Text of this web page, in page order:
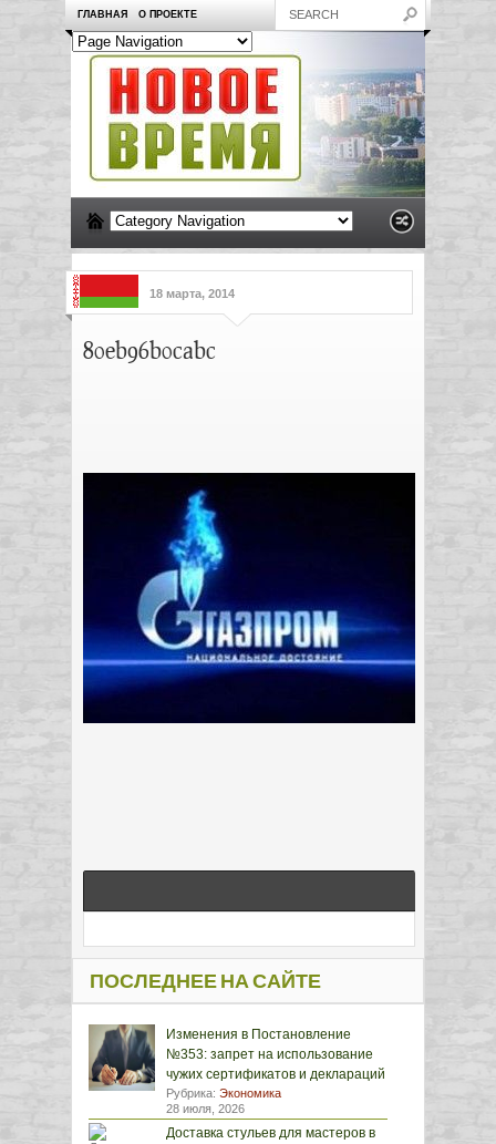
ГЛАВНАЯ О ПРОЕКТЕ
18 марта, 2014
80eb96b0cabc
ПОСЛЕДНЕЕ НА САЙТЕ
Изменения в Постановление
№353: запрет на использование
чужих сертификатов и деклараций
Рубрика: Экономика
28 июля, 2026
Доставка стульев для мастеров в